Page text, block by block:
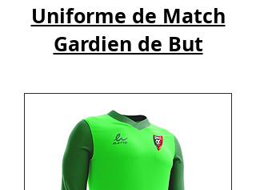
Uniforme de Match
Gardien de But